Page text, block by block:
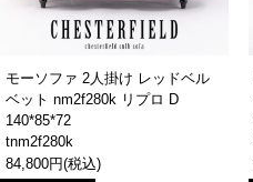
モーソファ 2人掛け レッドベル
ベット nm2f280k リプロ D
140*85*72
tnm2f280k
84,800円(税込)